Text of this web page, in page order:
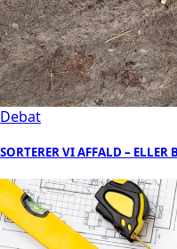
Debat
SORTERER VI AFFALD –